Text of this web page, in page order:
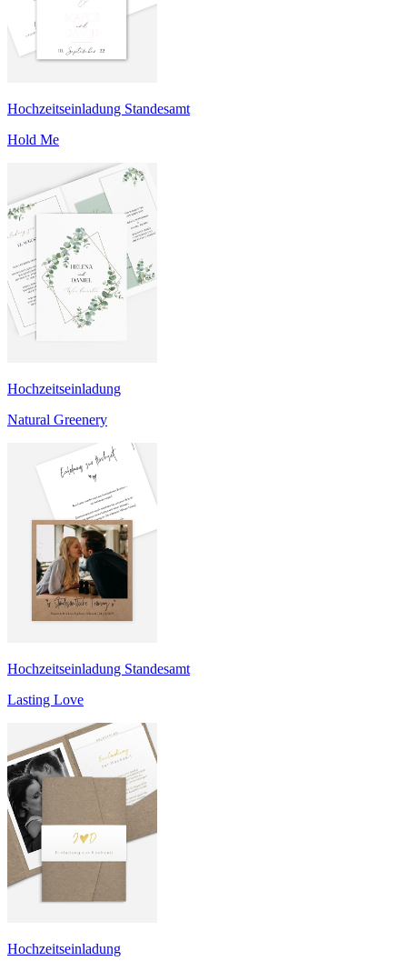
Hochzeitseinladung Standesamt
Hold Me
Hochzeitseinladung
Natural Greenery
Hochzeitseinladung Standesamt
Lasting Love
Hochzeitseinladung